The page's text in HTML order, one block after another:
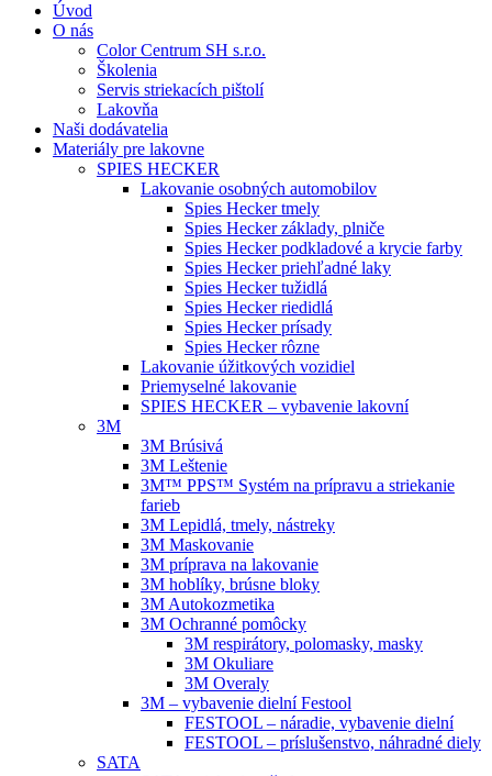
Úvod
O nás
Color Centrum SH s.r.o.
Školenia
Servis striekacích pištolí
Lakovňa
Naši dodávatelia
Materiály pre lakovne
SPIES HECKER
Lakovanie osobných automobilov
Spies Hecker tmely
Spies Hecker základy, plniče
Spies Hecker podkladové a krycie farby
Spies Hecker priehľadné laky
Spies Hecker tužidlá
Spies Hecker riedidlá
Spies Hecker prísady
Spies Hecker rôzne
Lakovanie úžitkových vozidiel
Priemyselné lakovanie
SPIES HECKER – vybavenie lakovní
3M
3M Brúsivá
3M Leštenie
3M™ PPS™ Systém na prípravu a striekanie
farieb
3M Lepidlá, tmely, nástreky
3M Maskovanie
3M príprava na lakovanie
3M hoblíky, brúsne bloky
3M Autokozmetika
3M Ochranné pomôcky
3M respirátory, polomasky, masky
3M Okuliare
3M Overaly
3M – vybavenie dielní Festool
FESTOOL – náradie, vybavenie dielní
FESTOOL – príslušenstvo, náhradné diely
SATA